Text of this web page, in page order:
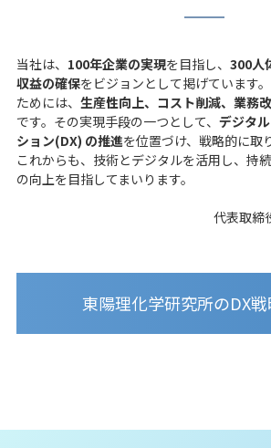
当社は、 100年企業の実現を目指し、 300人
収益の確保をビジョンとして掲げています
ためには、 生産性向上、コスト削減、業務
です。その実現手段の一つとして、 デジタ
ション(DX) の推進を位置づけ、戦略的に取
これからも、技術とデジタルを活用し、持
の向上を目指してまいります。
代表取
東陽理化学研究所のDX